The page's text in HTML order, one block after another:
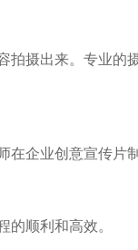
摄出来。专业的
企业创意宣传片制
顺利和高效。